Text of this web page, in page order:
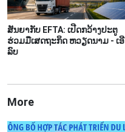
ສັນ​ຍາ​ກັບ EFTA: ເປີດ​ກວ້າງ​ປະ​ຕູ​
ຮ່ວມ​ມື​ເສດ​ຖະ​ກິດ ຫວຽດ​ນາມ - ເອີ​
ລົບ
More